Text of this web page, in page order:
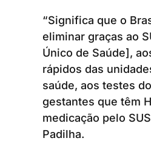
“Significa que o
eliminar graças ao
Único de Saúde],
rápidos das
saúde, aos testes
gestantes que têm
medicação pelo
Padilha.